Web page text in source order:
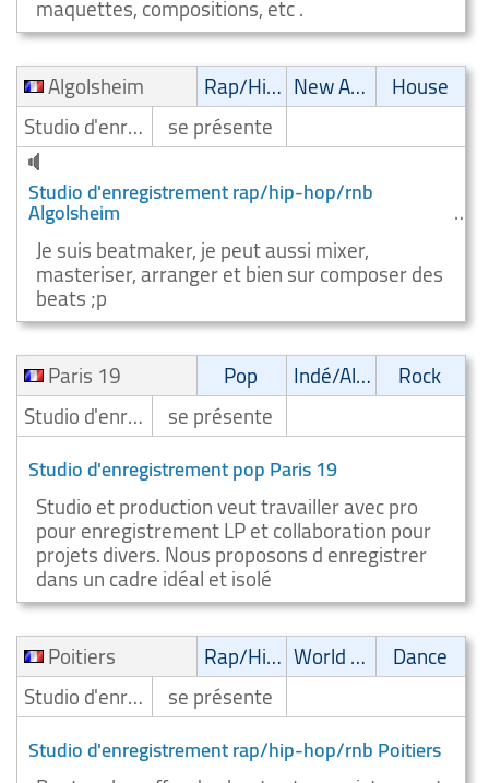
maquettes, compositions, etc .
Algolsheim
Rap/Hip-Hop/RnB New Age
House
Studio d'enregistrement
se présente
Studio d'enregistrement rap/hip-hop/rnb
Algolsheim
Je suis beatmaker, je peut aussi mixer,
masteriser, arranger et bien sur composer des
beats ;p
Paris 19
Pop Indé/Alternatif
Rock
Studio d'enregistrement
se présente
Studio d'enregistrement pop Paris 19
Studio et production veut travailler avec pro
pour enregistrement LP et collaboration pour
projets divers. Nous proposons d enregistrer
dans un cadre idéal et isolé
Poitiers
Rap/Hip-Hop/RnB World Music
Dance
Studio d'enregistrement
se présente
Studio d'enregistrement rap/hip-hop/rnb Poitiers